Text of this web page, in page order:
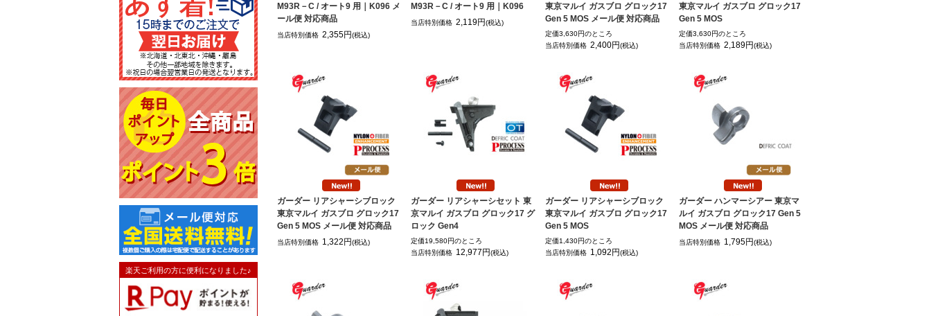
楽天ご利用の方に便利になりました♪
M93R－C / オート9 用｜K096 メ
ール便 対応商品
当店特別価格 2,355円(税込)
M93R－C / オート9 用｜K096
当店特別価格 2,119円(税込)
東京マルイ ガスブロ グロック17
Gen 5 MOS メール便 対応商品
定価3,630円のところ
当店特別価格 2,400円(税込)
東京マルイ ガスブロ グロック17
Gen 5 MOS
定価3,630円のところ
当店特別価格 2,189円(税込)
ガーダー リアシャーシブロック
東京マルイ ガスブロ グロック17
Gen 5 MOS メール便 対応商品
当店特別価格 1,322円(税込)
ガーダー リアシャーシセット 東
京マルイ ガスブロ グロック17 グ
ロック Gen4
定価19,580円のところ
当店特別価格 12,977円(税込)
ガーダー リアシャーシブロック
東京マルイ ガスブロ グロック17
Gen 5 MOS
定価1,430円のところ
当店特別価格 1,092円(税込)
ガーダー ハンマーシアー 東京マ
ルイ ガスブロ グロック17 Gen 5
MOS メール便 対応商品
当店特別価格 1,795円(税込)